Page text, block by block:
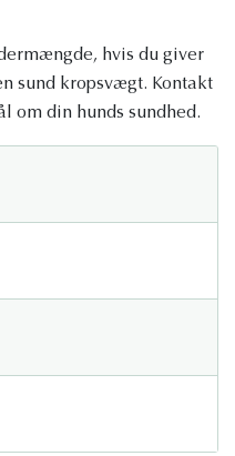
hvis du giver
sund kropsvægt. Kontakt
om din hunds sundhed.